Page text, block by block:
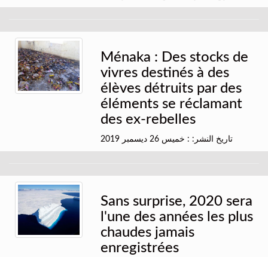
Ménaka : Des stocks de
vivres destinés à des
élèves détruits par des
éléments se réclamant
des ex-rebelles
تاريخ النشر: : خميس 26 ديسمبر 2019
Sans surprise, 2020 sera
l'une des années les plus
chaudes jamais
enregistrées